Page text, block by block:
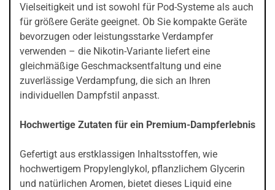
Vielseitigkeit und ist sowohl für Pod-Systeme als auch
für größere Geräte geeignet. Ob Sie kompakte Geräte
bevorzugen oder leistungsstarke Verdampfer
verwenden – die Nikotin-Variante liefert eine
gleichmäßige Geschmacksentfaltung und eine
zuverlässige Verdampfung, die sich an Ihren
individuellen Dampfstil anpasst.
Hochwertige Zutaten für ein Premium-Dampferlebnis
Gefertigt aus erstklassigen Inhaltsstoffen, wie
hochwertigem Propylenglykol, pflanzlichem Glycerin
und natürlichen Aromen, bietet dieses Liquid eine